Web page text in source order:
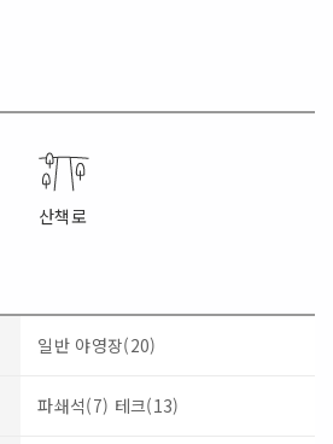
산책로
일반 야영장(20)
파쇄석(7) 테크(13)